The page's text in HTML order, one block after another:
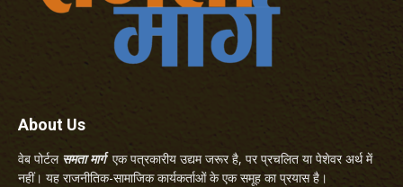
About Us
वेब पोर्टल समता मार्गएक पत्रकारीय उद्यम जरूर है, पर प्रचलित या पेशेवर अर्थ में
नहीं। यह राजनीतिक-सामाजिक कार्यकर्ताओं के एक समूह का प्रयास है।